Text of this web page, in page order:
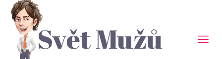
Svět Mužů
Domů Rady a návody
RADY A NÁVODY